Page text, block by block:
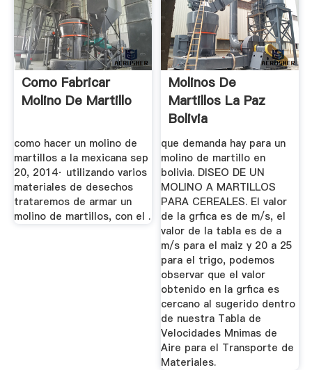
Como Fabricar
Molino De Martillo
como hacer un molino de
martillos a la mexicana sep
20, 2014· utilizando varios
materiales de desechos
trataremos de armar un
molino de martillos, con el .
Molinos De
Martillos La Paz
Bolivia
que demanda hay para un
molino de martillo en
bolivia. DISEO DE UN
MOLINO A MARTILLOS
PARA CEREALES. El valor
de la grfica es de m/s, el
valor de la tabla es de a
m/s para el maiz y 20 a 25
para el trigo, podemos
observar que el valor
obtenido en la grfica es
cercano al sugerido dentro
de nuestra Tabla de
Velocidades Mnimas de
Aire para el Transporte de
Materiales.